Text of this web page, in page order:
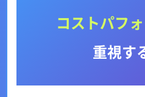
コストパフ
重視す